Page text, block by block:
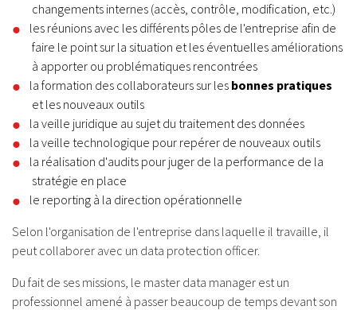
changements internes (accès, contrôle, modification, etc.)
les réunions avec les différents pôles de l'entreprise afin de
faire le point sur la situation et les éventuelles améliorations
à apporter ou problématiques rencontrées
la formation des collaborateurs sur les bonnes pratiques
et les nouveaux outils
la veille juridique au sujet du traitement des données
la veille technologique pour repérer de nouveaux outils
la réalisation d'audits pour juger de la performance de la
stratégie en place
le reporting à la direction opérationnelle
Selon l'organisation de l'entreprise dans laquelle il travaille, il
peut collaborer avec un data protection officer.
Du fait de ses missions, le master data manager est un
professionnel amené à passer beaucoup de temps devant son